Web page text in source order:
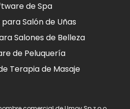
de Spa
Salón de Uñas
Salones de Belleza
de Peluquería
Terapia de Masaje